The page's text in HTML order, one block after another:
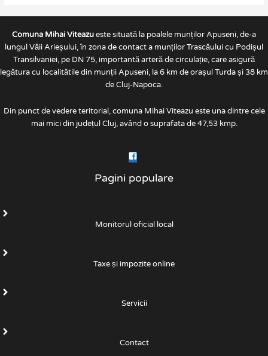
Comuna Mihai Viteazueste situată la poalele munților Apuseni, de-a
lungul Văii Arieșului, în zona de contact a munților Trascăului cu Podișul
Transilvaniei, pe DN 75, importantă arteră de circulație, care asigură
legătura cu localitătile din munții Apuseni, la 6 km de orașul Turda și 38 km
de Cluj-Napoca.
Din punct de vedere teritorial, comuna Mihai Viteazu este una dintre cele
mai mici din județul Cluj, având o suprafata de 47,53 kmp.
Pagini populare
Monitorul oficial local
Taxe și impozite online
Servicii
Contact